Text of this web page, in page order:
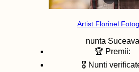
Artist Florinel
nunta Suceava
🏆 Premii:
🎖️ Nunti